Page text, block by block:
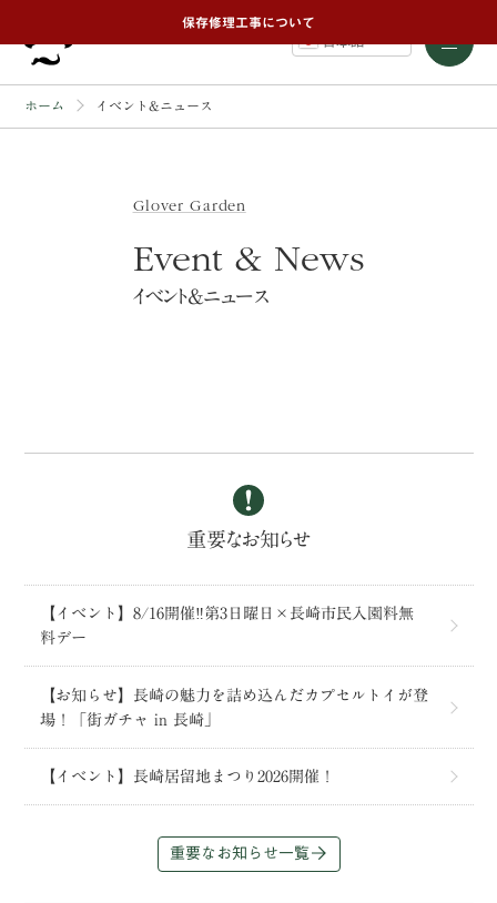
保存修理工事について
ホーム イベント&ニュース
Glover Garden
Event & News
イベント&ニュース
重要なお知らせ
【イベント】8/16開催‼第3日曜日×長崎市民入園料無
料デー
【お知らせ】長崎の魅力を詰め込んだカプセルトイが登
場！「街ガチャ in 長崎」
【イベント】長崎居留地まつり2026開催！
重要なお知らせ一覧